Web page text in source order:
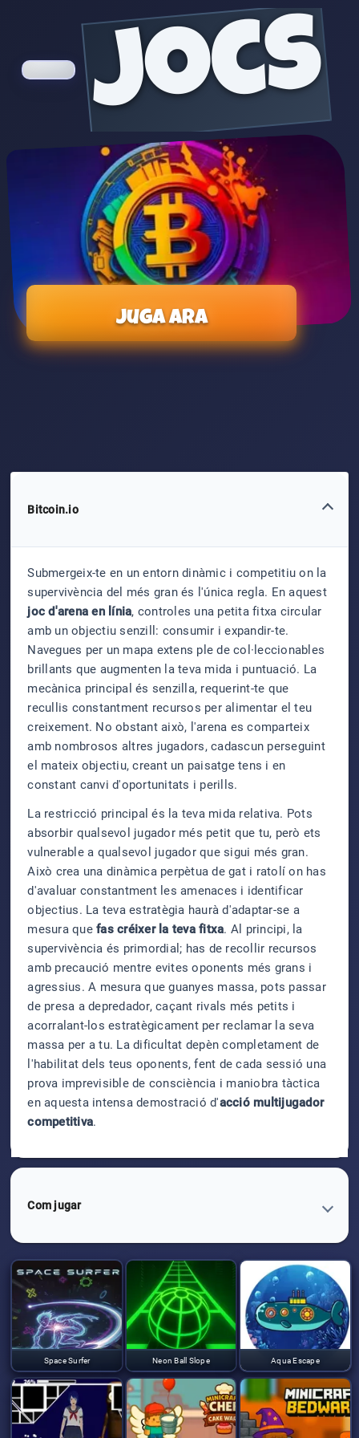
jocs
Juga ara
Bitcoin.io
Submergeix-te en un entorn dinàmic i competitiu on la
supervivència del més gran és l'única regla. En aquest
joc d'arena en línia, controles una petita fitxa circular
amb un objectiu senzill: consumir i expandir-te.
Navegues per un mapa extens ple de col·leccionables
brillants que augmenten la teva mida i puntuació. La
mecànica principal és senzilla, requerint-te que
recullis constantment recursos per alimentar el teu
creixement. No obstant això, l'arena es comparteix
amb nombrosos altres jugadors, cadascun perseguint
el mateix objectiu, creant un paisatge tens i en
constant canvi d'oportunitats i perills.
La restricció principal és la teva mida relativa. Pots
absorbir qualsevol jugador més petit que tu, però ets
vulnerable a qualsevol jugador que sigui més gran.
Això crea una dinàmica perpètua de gat i ratolí on has
d'avaluar constantment les amenaces i identificar
objectius. La teva estratègia haurà d'adaptar-se a
mesura quefas créixer la teva fitxa. Al principi, la
supervivència és primordial; has de recollir recursos
amb precaució mentre evites oponents més grans i
agressius. A mesura que guanyes massa, pots passar
de presa a depredador, caçant rivals més petits i
acorralant-los estratègicament per reclamar la seva
massa per a tu. La dificultat depèn completament de
l'habilitat dels teus oponents, fent de cada sessió una
prova imprevisible de consciència i maniobra tàctica
en aquesta intensa demostració d'acció multijugador
competitiva.
Com jugar
Space Surfer Neon Ball Slope Aqua Escape